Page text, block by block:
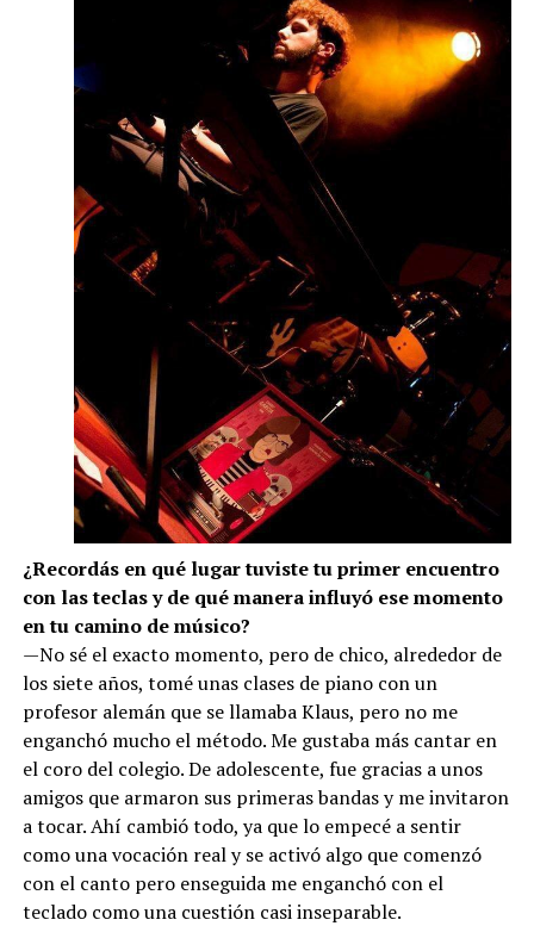
¿Recordás en qué lugar tuviste tu primer encuentro
con las teclas y de qué manera influyó ese momento
en tu camino de músico?
—No sé el exacto momento, pero de chico, alrededor de
los siete años, tomé unas clases de piano con un
profesor alemán que se llamaba Klaus, pero no me
enganchó mucho el método. Me gustaba más cantar en
el coro del colegio. De adolescente, fue gracias a unos
amigos que armaron sus primeras bandas y me invitaron
a tocar. Ahí cambió todo, ya que lo empecé a sentir
como una vocación real y se activó algo que comenzó
con el canto pero enseguida me enganchó con el
teclado como una cuestión casi inseparable.